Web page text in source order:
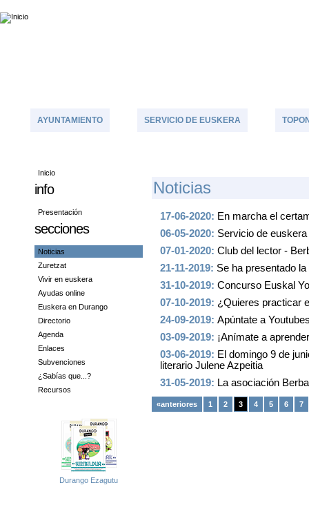
AYUNTAMIENTO SERVICIO DE EUSKERA
Inicio
info
Presentación
secciones
Noticias
Zuretzat
Vivir en euskera
Ayudas online
Euskera en Durango
Directorio
Agenda
Enlaces
Subvenciones
¿Sabías que...?
Recursos
Durango Ezagutu
NOticias
17-06-2020: En marcha el
06-05-2020: Servicio de
07-01-2020: Club del lector -
21-11-2019: Se ha presentado
31-10-2019: Concurso Euskal
07-10-2019: ¿Quieres practicar
24-09-2019: Apúntate a
03-09-2019: ¡Anímate a
03-06-2019: El domingo 9 de
literario Julene Azpeitia
31-05-2019: La asociación
«anteriores 1 2 3 4 5 6 7